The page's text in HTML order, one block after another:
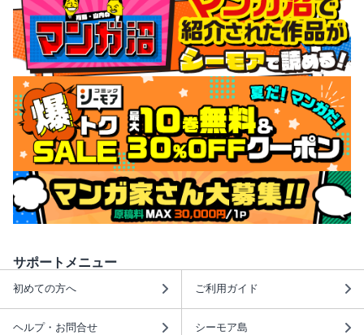
サポートメニュー
初めての方へ ご利用ガイド
ヘルプ・お問合せ シーモア島